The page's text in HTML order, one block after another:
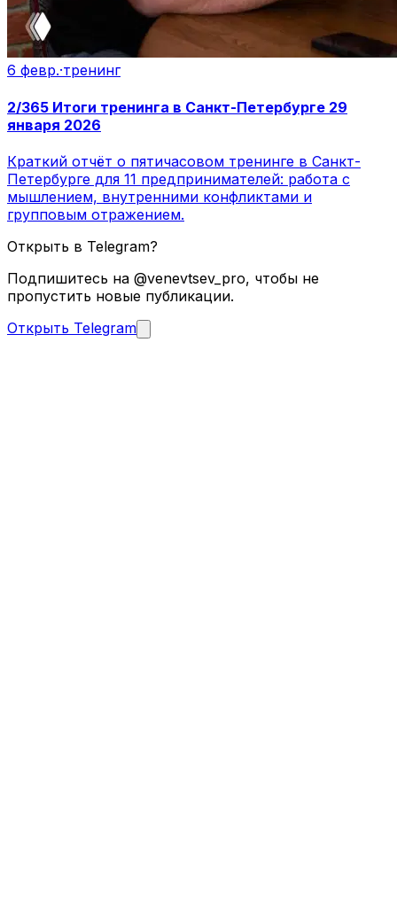
6 февр.·тренинг
2/365 Итоги тренинга в Санкт-Петербурге 29
января 2026
Краткий отчёт о пятичасовом тренинге в Санкт-
Петербурге для 11 предпринимателей: работа с
мышлением, внутренними конфликтами и
групповым отражением.
Открыть в Telegram?
Подпишитесь на @venevtsev_pro, чтобы не
пропустить новые публикации.
Открыть Telegram